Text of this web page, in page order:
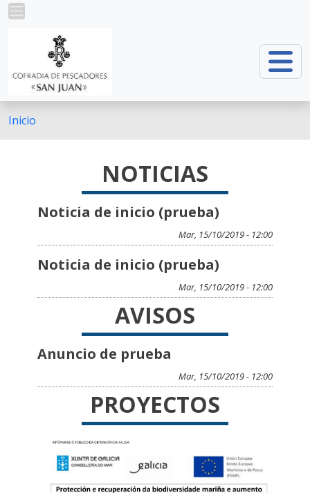
Pasar al contenido principal
Inicio
NOTICIAS
Noticia de inicio (prueba)
Mar, 15/10/2019 - 12:00
Noticia de inicio (prueba)
Mar, 15/10/2019 - 12:00
AVISOS
Anuncio de prueba
Mar, 15/10/2019 - 12:00
PROYECTOS